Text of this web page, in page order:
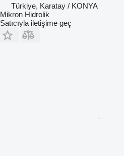
Türkiye, Karatay / KONYA
Mikron Hidrolik
Satıcıyla iletişime geç